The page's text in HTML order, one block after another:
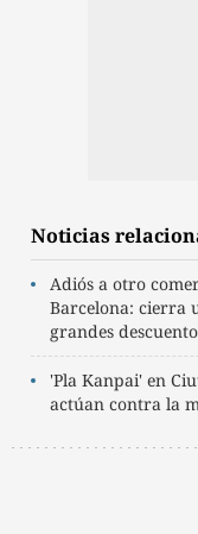
Noticias
Adiós a otro
Barcelona: cierra
grandes
'Pla Kanpai' en
actúan contra la